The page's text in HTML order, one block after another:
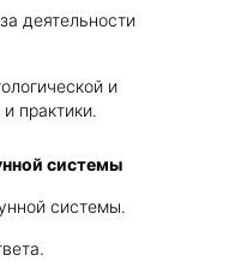
деятельности
и
практики.
системы
системы.